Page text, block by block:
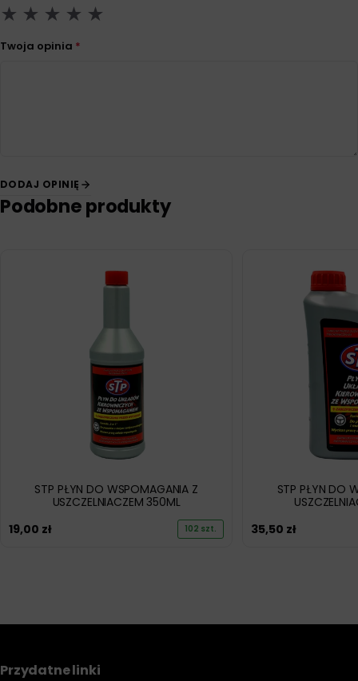
Twoja opinia *
DODAJ OPINIĘ
Podobne produkty
STP PŁYN DO WSPOMAGANIA Z
USZCZELNIACZEM 350ML
19,00 zł 102 szt.
STP PŁYN DO
35,50 zł
Przydatne linki